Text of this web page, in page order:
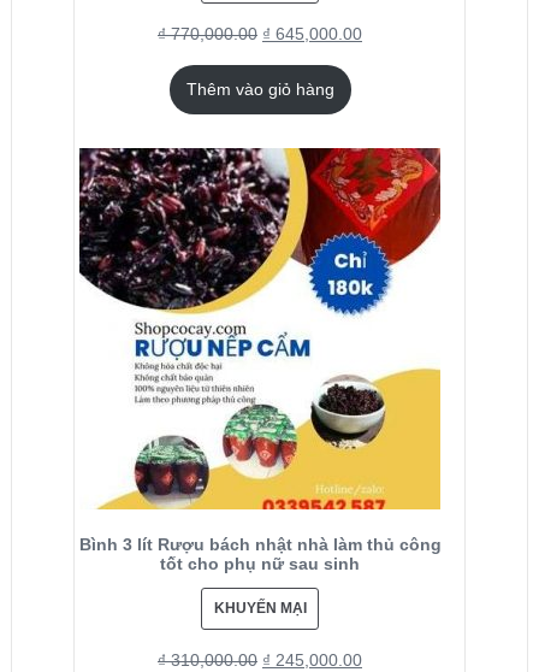
₫770,000.00 ₫ 645,000.00
Thêm vào giỏ hàng
Bình 3 lít Rượu bách nhật nhà làm thủ công
tốt cho phụ nữ sau sinh
KHUYẾN MẠI
₫310,000.00 ₫ 245,000.00